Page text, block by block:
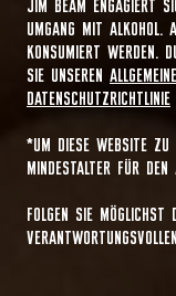
JIM BEAM ENGAGIERT
UMGANG MIT ALKOHOL.
KONSUMIERT WERDEN.
SIE UNSEREN
DATENSCHUTZRICHTLINIE
*UM DIESE WEBSITE ZU
MINDESTALTER FÜR DEN
FOLGEN SIE MÖGLICHST